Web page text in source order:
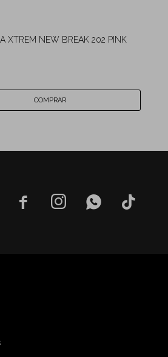
XTREM NEW BREAK 202 PINK
   